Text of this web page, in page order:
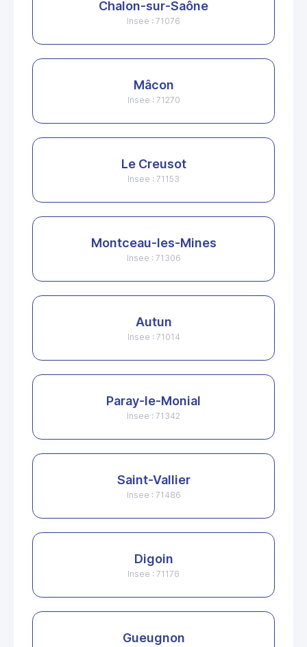
Chalon-sur-Saône
Insee : 71076
Mâcon
Insee : 71270
Le Creusot
Insee : 71153
Montceau-les-Mines
Insee : 71306
Autun
Insee : 71014
Paray-le-Monial
Insee : 71342
Saint-Vallier
Insee : 71486
Digoin
Insee : 71176
Gueugnon